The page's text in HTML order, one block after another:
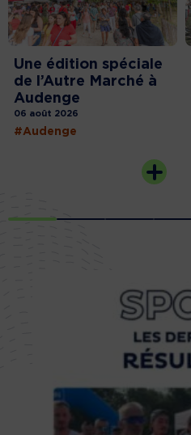
Une édition spéciale
de l’Autre Marché à
Audenge
06 août 2026
#Audenge